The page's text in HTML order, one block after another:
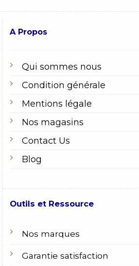
A Propos
Qui sommes nous
Condition générale
Mentions légale
Nos magasins
Contact Us
Blog
Outils et Ressource
Nos marques
Garantie satisfaction